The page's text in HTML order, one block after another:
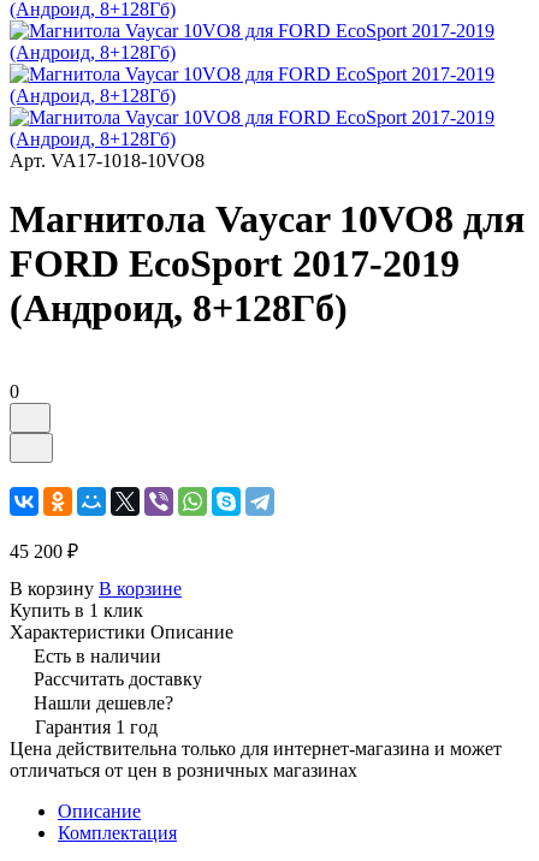
Арт. VA17-1018-10VO8
Магнитола Vaycar 10VO8 для
FORD EcoSport 2017-2019
(Андроид, 8+128Гб)
0
45 200 ₽
В корзину В корзине
Купить в 1 клик
Характеристики Описание
Есть в наличии
Рассчитать доставку
Нашли дешевле?
Гарантия 1 год
Цена действительна только для интернет-магазина и может
отличаться от цен в розничных магазинах
Описание
Комплектация